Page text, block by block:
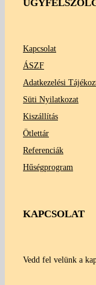
Kapcsolat
ÁSZF
Adatkezelési
Süti Nyilatkozat
Kiszállítás
Ötlettár
Referenciák
Hűségprogram
KAPCSOLAT
Vedd fel velünk a